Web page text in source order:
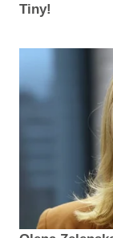
Tiny!